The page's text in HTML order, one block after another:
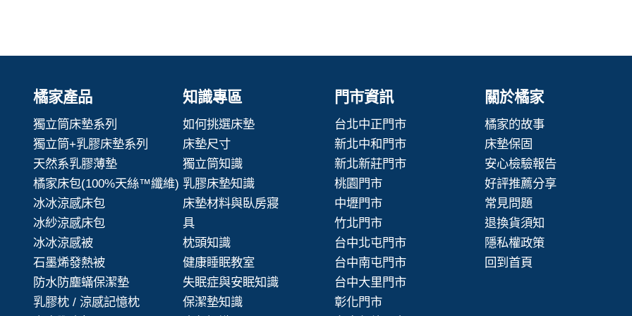
橘家產品
獨立筒床墊系列
獨立筒+乳膠床墊系列
天然系乳膠薄墊
橘家床包(100%天絲™纖維)
冰冰涼感床包
冰紗涼感床包
冰冰涼感被
石墨烯發熱被
防水防塵蟎保潔墊
乳膠枕 / 涼感記憶枕
知識專區
如何挑選床墊
床墊尺寸
獨立筒知識
乳膠床墊知識
床墊材料與臥房寢
具
枕頭知識
健康睡眠教室
失眠症與安眠知識
保潔墊知識
門市資訊
台北中正門市
新北中和門市
新北新莊門市
桃園門市
中壢門市
竹北門市
台中北屯門市
台中南屯門市
台中大里門市
彰化門市
關於橘家
橘家的故事
床墊保固
安心檢驗報告
好評推薦分享
常見問題
退換貨須知
隱私權政策
回到首頁